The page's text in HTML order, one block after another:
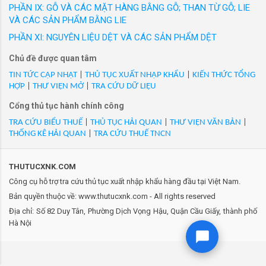
đưa ra thị trường trong nước với các nhãn hiệu
được người tiêu dùng Việt Nam yêu thích. Hàng
loạt sản phẩm thời trang công sở cao cấp như
Classic, May10 Classic Suit... Thương hiệu
Veston và nhiều thương hiệu thời trang được
phát triển trong 20 năm qua của May 10 đ...
PHẦN IX: GỖ VÀ CÁC MẶT HÀNG BẰNG GỖ; THAN TỪ GỖ; LIE
VÀ CÁC SẢN PHẨM BẰNG LIE
PHẦN XI: NGUYÊN LIỆU DỆT VÀ CÁC SẢN PHẨM DỆT
Chủ đề được quan tâm
TIN TỨC CẬP NHẬT| THỦ TỤC XUẤT NHẬP KHẨU
KIẾN THỨC TỔNG
HỢP
THƯ VIỆN MỞ| TRA CỨU DỮ LIỆU
Cổng thủ tục hành chính công
TRA CỨU BIỂU THUẾ THỦ TỤC HẢI QUAN THƯ VIỆN VĂN BẢN
THỐNG KÊ HẢI QUAN
TRA CỨU THUẾ TNCN
THUTUCXNK.COM
Công cụ hỗ trợ tra cứu thủ tục xuất nhập khẩu hàng đầu tại Việt Nam.
Bản quyền thuộc về: www.thutucxnk.com - All rights reserved
Địa chỉ: Số 82 Duy Tân, Phường Dịch Vọng Hậu, Quận Cầu Giấy, thành phố
Hà Nội